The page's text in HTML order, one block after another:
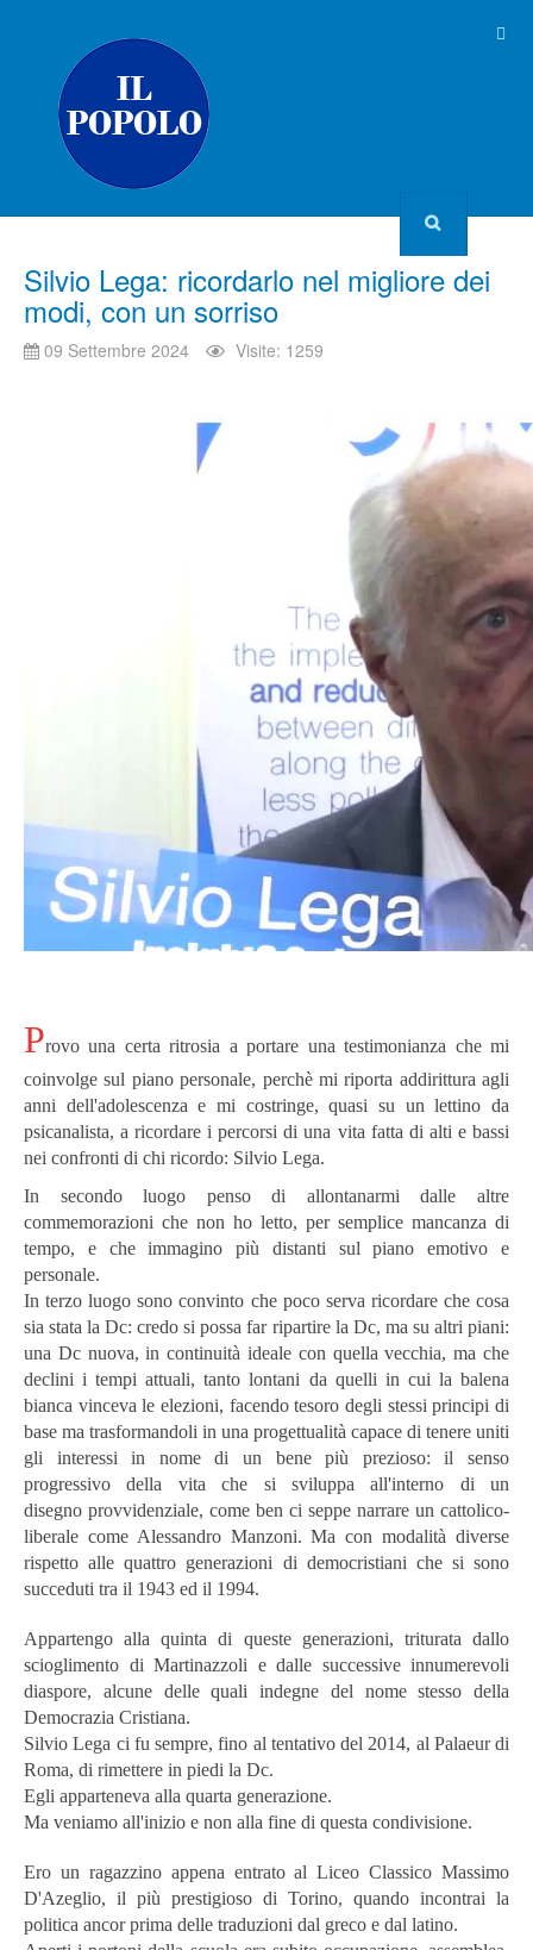
Silvio Lega: ricordarlo nel migliore dei
modi, con un sorriso
09 Settembre 2024 Visite: 1259
Provo una certa ritrosia a portare una testimonianza che mi
coinvolge sul piano personale, perchè mi riporta addirittura agli
anni dell'adolescenza e mi costringe, quasi su un lettino da
psicanalista, a ricordare i percorsi di una vita fatta di alti e bassi
nei confronti di chi ricordo: Silvio Lega.
In secondo luogo penso di allontanarmi dalle altre
commemorazioni che non ho letto, per semplice mancanza di
tempo, e che immagino più distanti sul piano emotivo e
personale.
In terzo luogo sono convinto che poco serva ricordare che cosa
sia stata la Dc: credo si possa far ripartire la Dc, ma su altri piani:
una Dc nuova, in continuità ideale con quella vecchia, ma che
declini i tempi attuali, tanto lontani da quelli in cui la balena
bianca vinceva le elezioni, facendo tesoro degli stessi principi di
base ma trasformandoli in una progettualità capace di tenere uniti
gli interessi in nome di un bene più prezioso: il senso
progressivo della vita che si sviluppa all'interno di un
disegno provvidenziale, come ben ci seppe narrare un cattolico-
liberale come Alessandro Manzoni. Ma con modalità diverse
rispetto alle quattro generazioni di democristiani che si sono
succeduti tra il 1943 ed il 1994.
Appartengo alla quinta di queste generazioni, triturata dallo
scioglimento di Martinazzoli e dalle successive innumerevoli
diaspore, alcune delle quali indegne del nome stesso della
Democrazia Cristiana.
Silvio Lega ci fu sempre, fino al tentativo del 2014, al Palaeur di
Roma, di rimettere in piedi la Dc.
Egli apparteneva alla quarta generazione.
Ma veniamo all'inizio e non alla fine di questa condivisione.
Ero un ragazzino appena entrato al Liceo Classico Massimo
D'Azeglio, il più prestigioso di Torino, quando incontrai la
politica ancor prima delle traduzioni dal greco e dal latino.